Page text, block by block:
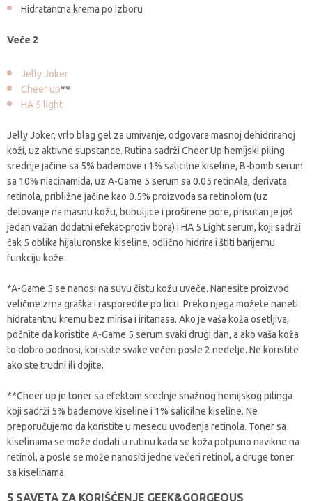
Hidratantna krema po izboru
Veče 2
Jelly Joker
Cheer up**
HA 5 light
Jelly Joker, vrlo blag gel za umivanje, odgovara masnoj dehidriranoj
koži, uz aktivne supstance. Rutina sadrži Cheer Up hemijski piling
srednje jačine sa 5% bademove i 1% salicilne kiseline, B-bomb serum
sa 10% niacinamida, uz A-Game 5 serum sa 0.05 retinAla, derivata
retinola, približne jačine kao 0.5% proizvoda sa retinolom (uz
delovanje na masnu kožu, bubuljice i proširene pore, prisutan je još
jedan važan dodatni efekat-protiv bora) i HA 5 Light serum, koji sadrži
čak 5 oblika hijaluronske kiseline, odlično hidrira i štiti barijernu
funkciju kože.
*A-Game 5 se nanosi na suvu čistu kožu uveče. Nanesite proizvod
veličine zrna graška i rasporedite po licu. Preko njega možete naneti
hidratantnu kremu bez mirisa i iritanasa. Ako je vaša koža osetljiva,
počnite da koristite A-Game 5 serum svaki drugi dan, a ako vaša koža
to dobro podnosi, koristite svake večeri posle 2 nedelje. Ne koristite
ako ste trudni ili dojite.
**Cheer up je toner sa efektom srednje snažnog hemijskog pilinga
koji sadrži 5% bademove kiseline i 1% salicilne kiseline. Ne
preporučujemo da koristite u mesecu uvođenja retinola. Toner sa
kiselinama se može dodati u rutinu kada se koža potpuno navikne na
retinol, a posle se može nanositi jedne večeri retinol, a druge toner
sa kiselinama.
5 SAVETA ZA KORIŠĆENJE GEEK&GORGEOUS